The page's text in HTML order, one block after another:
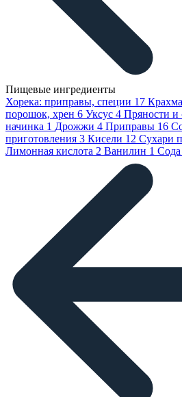
Пищевые ингредиенты
Хорека: приправы, специи 17
порошок, хрен 6 Уксус 4 Пряности и
начинка 1 Дрожжи 4 Приправы 16
приготовления 3 Кисели 12 Сухари
Лимонная кислота 2 Ванилин 1 Сода